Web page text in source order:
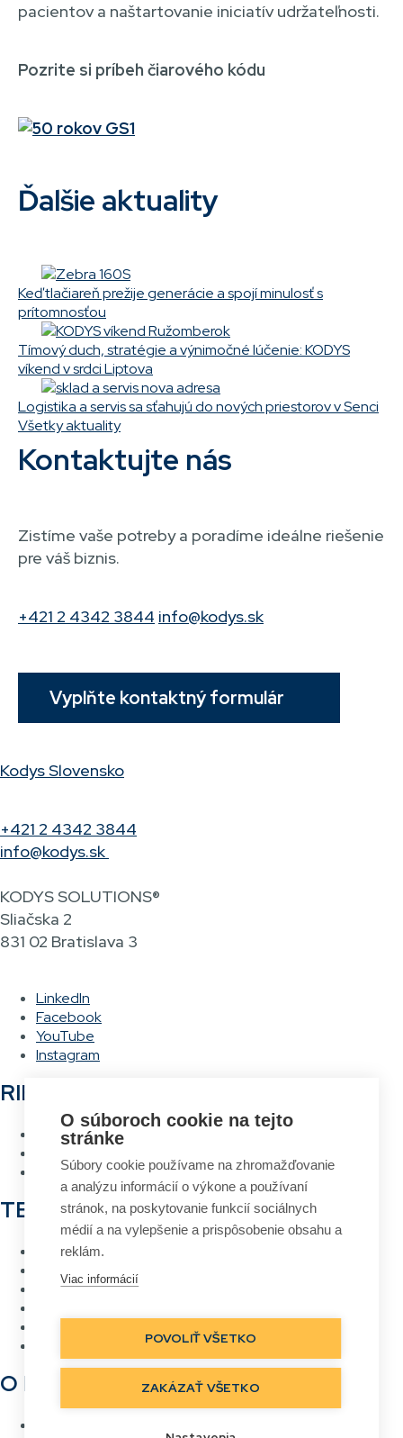
pacientov a naštartovanie iniciatív udržateľnosti.
Pozrite si príbeh čiarového kódu
Ďalšie aktuality
Keď tlačiareň prežije generácie a spojí minulosť s
prítomnosťou
Tímový duch, stratégie a výnimočné lúčenie: KODYS
víkend v srdci Liptova
Logistika a servis sa sťahujú do nových priestorov v Senci
Všetky aktuality
Kontaktujte nás
Zistíme vaše potreby a poradíme ideálne riešenie
pre váš biznis.
+421 2 4342 3844 info@kodys.sk
Vyplňte kontaktný formulár
Kodys Slovensko
+421 2 4342 3844
info@kodys.sk
KODYS SOLUTIONS®
Sliačska 2
831 02 Bratislava 3
LinkedIn
Facebook
YouTube
Instagram
RIEŠENIA
Hlasové vychystávanie
Systém návrhu a tlače etikiet
TECHNOLÓGIE
RFID
Čiarový kód
Bezdrôtové siete Wi-Fi
Real Time Location
O NÁS
O súboroch cookie na tejto
stránke
Súbory cookie používame na zhromažďovanie
a analýzu informácií o výkone a používaní
stránok, na poskytovanie funkcií sociálnych
médií a na vylepšenie a prispôsobenie obsahu a
reklám.
Viac informácií
POVOLIŤ VŠETKO
ZAKÁZAŤ VŠETKO